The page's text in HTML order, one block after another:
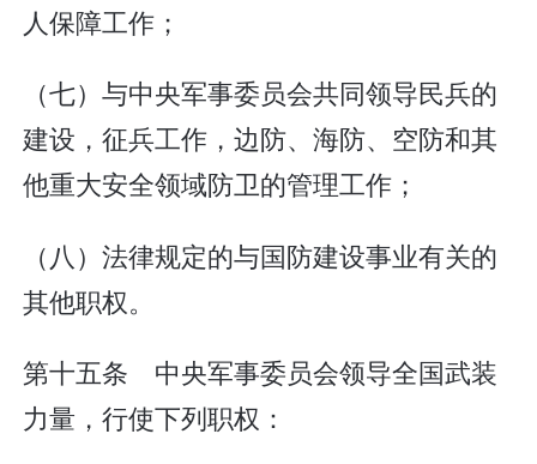
人保障工作；
（七）与中央军事委员会共同领导民兵的
建设，征兵工作，边防、海防、空防和其
他重大安全领域防卫的管理工作；
（八）法律规定的与国防建设事业有关的
其他职权。
第十五条 中央军事委员会领导全国武装
力量，行使下列职权：